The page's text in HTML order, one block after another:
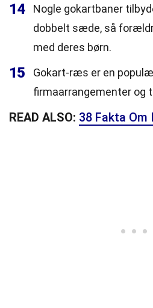
14
Nogle gokartbaner
dobbelt sæde, så
med deres børn.
15
Gokart-ræs er en
firmaarrangementer og
READ ALSO: 38 Fakta